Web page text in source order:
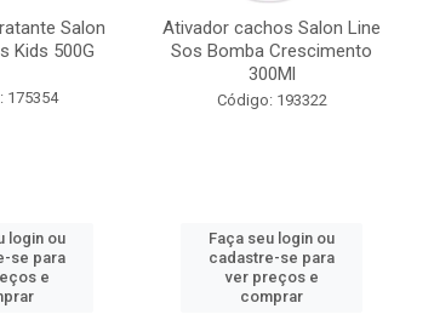
Salon
Kids 500G
175354
login ou
se para
e
Ativador cachos Salon Line
Sos Bomba Crescimento
300Ml
Código: 193322
Faça seu login ou
cadastre-se para
ver preços e
comprar